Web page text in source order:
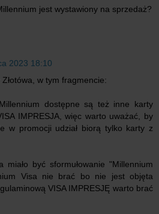
jest wystawiony na sprzedaż?
2023 18:10
w tym fragmencie:
dostępne są też inne karty
IMPRESJA, więc warto uważać, by
w promocji udział biorą tylko karty z
miało być sformułowanie "Millennium
Visa nie brać bo nie jest objęta
VISA IMPRESJĘ warto brać